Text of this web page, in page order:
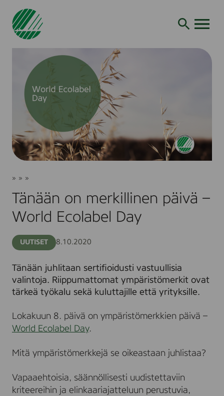
Siirry
Joutsenmerkki
» » »
merkillinen
päivä
–
World
Day
Tänään on merkillinen päivä –
World Ecolabel Day
UUTISET 8.10.2020
Tänään juhlitaan sertifioidusti vastuullisia
valintoja. Riippumattomat ympäristömerkit ovat
tärkeä työkalu sekä kuluttajille että yrityksille.
Lokakuun 8. päivä on ympäristömerkkien päivä –
World Ecolabel Day.
Mitä ympäristömerkkejä se oikeastaan juhlistaa?
Vapaaehtoisia, säännöllisesti uudistettaviin
kriteereihin ja elinkaariajatteluun perustuvia,